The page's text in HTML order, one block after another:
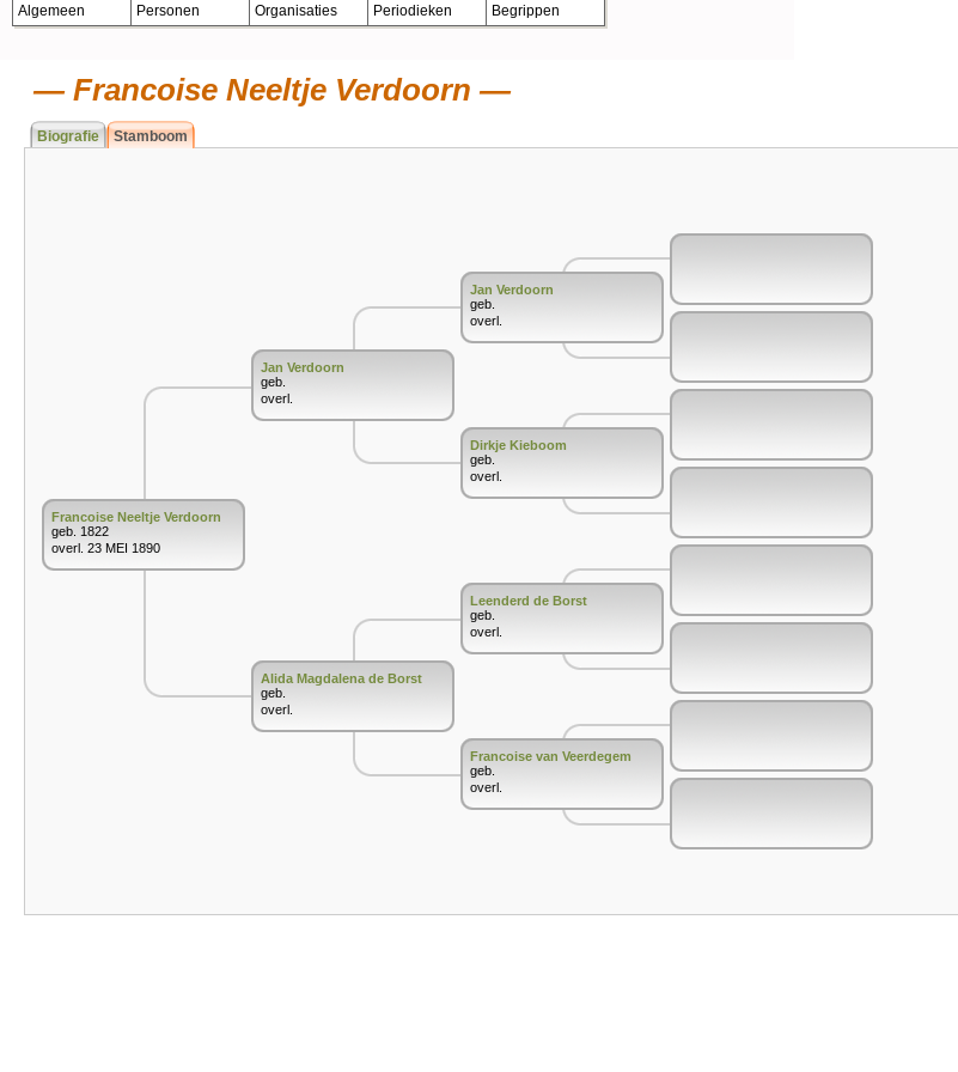
Algemeen Personen Organisaties Periodieken Begrippen
Francoise Neeltje Verdoorn
Biografie Stamboom
Francoise Neeltje Verdoorn
geb. 1822
overl. 23 MEI 1890
Jan Verdoorn
geb.
overl.
Alida Magdalena de Borst
geb.
overl.
Jan Verdoorn
geb.
overl.
Dirkje Kieboom
geb.
overl.
Leenderd de Borst
geb.
overl.
Francoise van Veerdegem
geb.
overl.